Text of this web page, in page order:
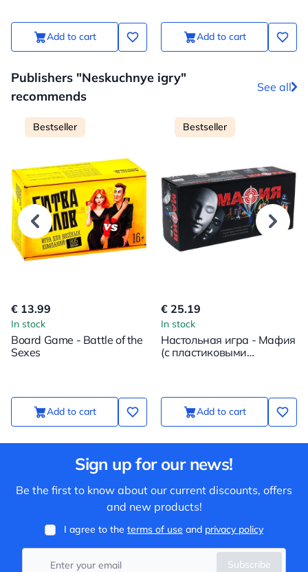
Add to cart Add to cart
Publishers "Neskuchnye igry"
recommends
See all
Bestseller
€ 13.99
In stock
Board Game - Battle of the
Sexes
Add to cart
Bestseller
€ 25.19
In stock
Настольная игра - Мафия
(с пластиковыми
Add to cart
Sign up for our news!
Be the first to know about our current discounts, offers
and new products!
I agree to the terms of use and privacy policy
Subscribe